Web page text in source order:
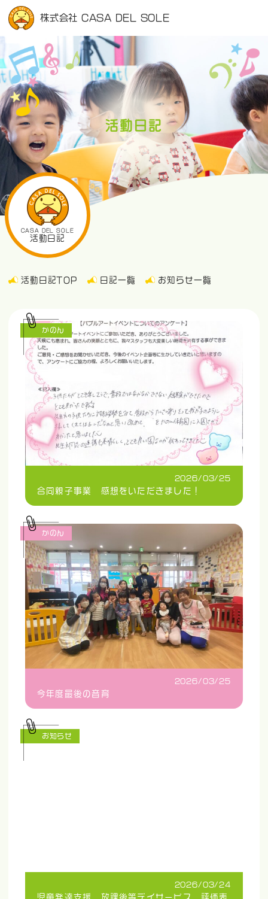
株式会社 CASA DEL SOLE
活動日記
CASA DEL SOLE
活動日記
活動日記TOP 日記一覧 お知らせ一覧
2026/03/25
合同親子事業 感想をいただきました！
かのん
2026/03/25
今年度最後の音育
かのん
2026/03/24
児童発達支援 放課後等デイサービス 評価表
お知らせ